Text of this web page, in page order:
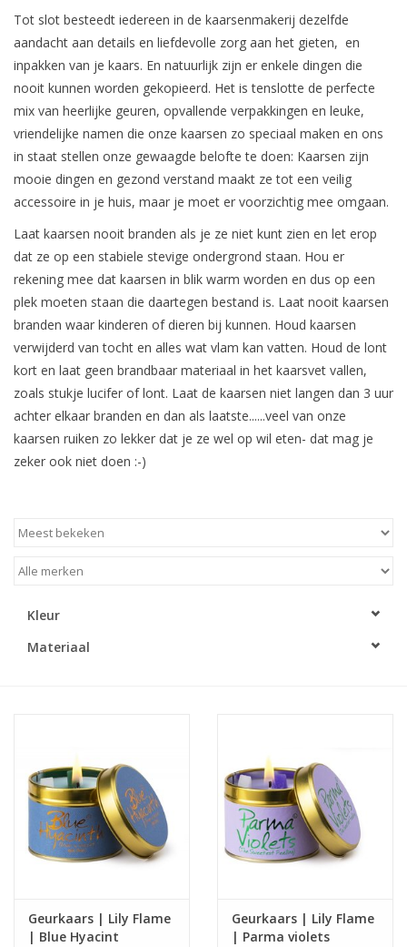
Sale
Merken
Tot slot besteedt iedereen in de kaarsenmakerij dezelfde
aandacht aan details en liefdevolle zorg aan het gieten, en
inpakken van je kaars. En natuurlijk zijn er enkele dingen die
nooit kunnen worden gekopieerd. Het is tenslotte de perfecte
mix van heerlijke geuren, opvallende verpakkingen en leuke,
vriendelijke namen die onze kaarsen zo speciaal maken en ons
in staat stellen onze gewaagde belofte te doen: Kaarsen zijn
mooie dingen en gezond verstand maakt ze tot een veilig
accessoire in je huis, maar je moet er voorzichtig mee omgaan.
Laat kaarsen nooit branden als je ze niet kunt zien en let erop
dat ze op een stabiele stevige ondergrond staan. Hou er
rekening mee dat kaarsen in blik warm worden en dus op een
plek moeten staan die daartegen bestand is. Laat nooit kaarsen
branden waar kinderen of dieren bij kunnen. Houd kaarsen
verwijderd van tocht en alles wat vlam kan vatten. Houd de lont
kort en laat geen brandbaar materiaal in het kaarsvet vallen,
zoals stukje lucifer of lont. Laat de kaarsen niet langen dan 3 uur
achter elkaar branden en dan als laatste......veel van onze
kaarsen ruiken zo lekker dat je ze wel op wil eten- dat mag je
zeker ook niet doen :-)
Kleur
Materiaal
Geurkaars | Lily Flame
| Blue Hyacint
Geurkaars | Lily Flame
| Parma violets